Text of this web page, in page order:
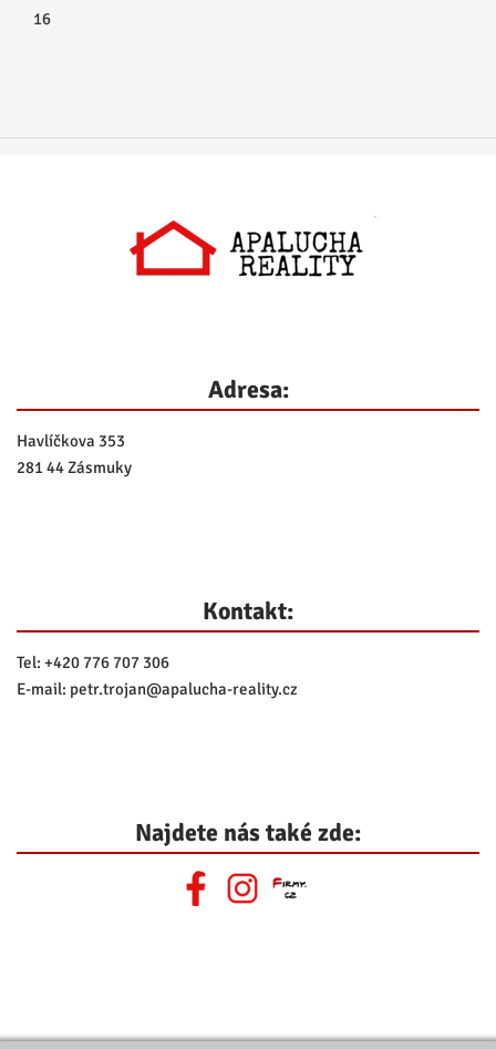
16
Adresa:
Havlíčkova 353
281 44 Zásmuky
Kontakt:
Tel: +420 776 707 306
E-mail: petr.trojan@apalucha-reality.cz
Najdete nás také zde: